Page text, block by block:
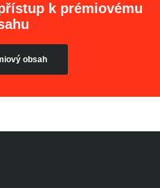
k prémiovému
obsah